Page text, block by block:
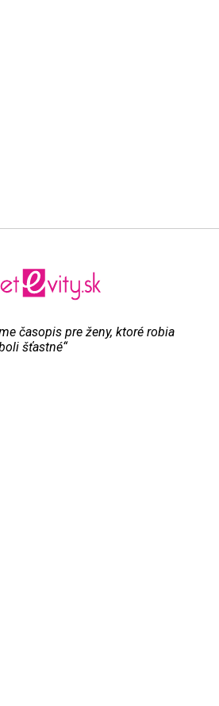
časopis pre ženy, ktoré robia
šťastné“